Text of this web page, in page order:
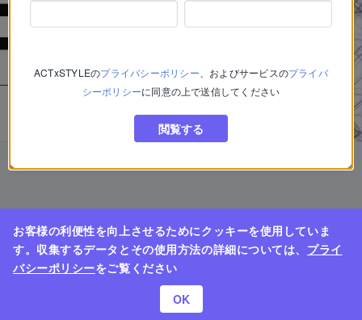
お客様の利便性を向上させるためにクッキーを使用していま
す。収集するデータとその使用方法の詳細については、 プライ
バシーポリシーをご覧ください
OK
ACTxSTYLEのプライバシーポリシー 、およびサービスのプライバ
シーポリシーに同意の上で送信してください
閲覧する